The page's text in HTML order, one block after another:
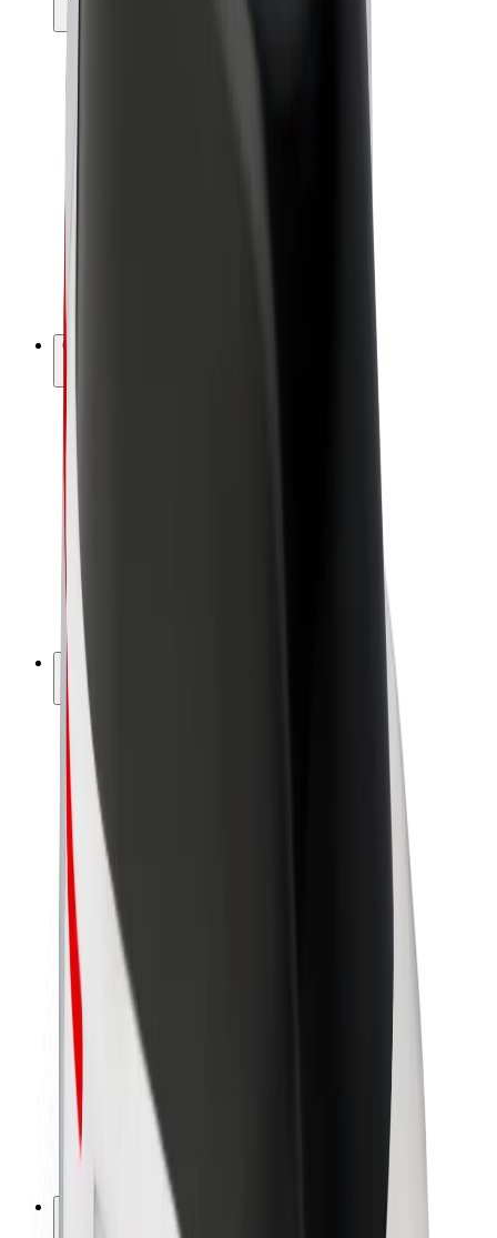
Gūsti ieņēmumus ar Bolt
Par uzņēmumu
Bolt ilgtspējība
Project Zero
Blogs
Ziņu telpa
Zīmola vadlīnijas
Misija
Attiecības ar investoriem
Vadība
Pilsētvides fonds